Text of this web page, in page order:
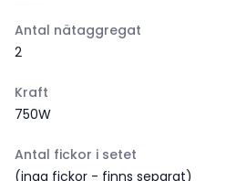
Antal nätaggregat
2
Kraft
750W
Antal fickor i setet
(inga fickor - finns separat)